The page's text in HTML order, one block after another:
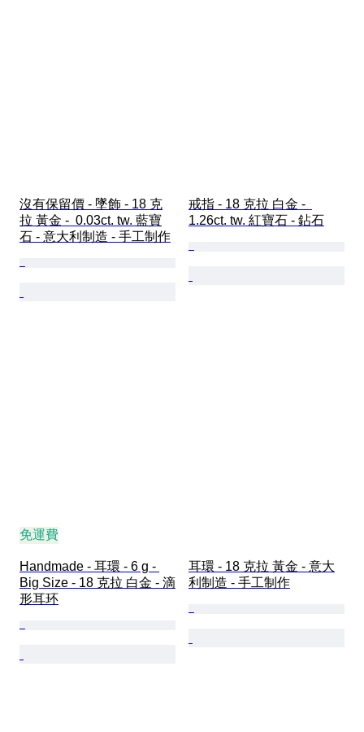
沒有保留價 - 墜飾 - 18 克
拉 黃金 -  0.03ct. tw. 藍寶
石 - 意大利制造 - 手工制作
戒指 - 18 克拉 白金 -
1.26ct. tw. 紅寶石 - 鉆石
免運費
Handmade - 耳環 - 6 g -
Big Size - 18 克拉 白金 - 滴
形耳环
耳環 - 18 克拉 黃金 - 意大
利制造 - 手工制作